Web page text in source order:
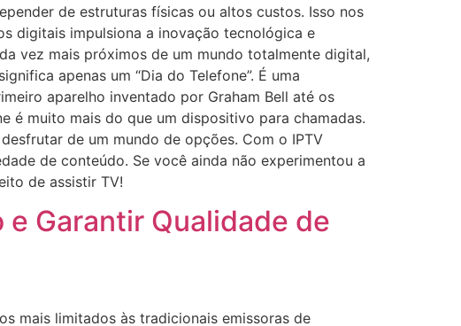
de estruturas físicas ou altos custos. Isso nos
digitais impulsiona a inovação tecnológica e
vez mais próximos de um mundo totalmente digital,
apenas um “Dia do Telefone”. É uma
aparelho inventado por Graham Bell até os
é muito mais do que um dispositivo para chamadas.
de um mundo de opções. Com o IPTV
de conteúdo. Se você ainda não experimentou a
de assistir TV!
Garantir Qualidade de
mais limitados às tradicionais emissoras de